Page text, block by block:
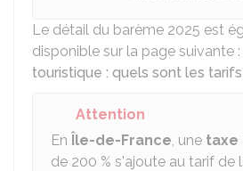
Le détail du barème 2025 est
disponible sur la page suivante :
touristique : quels sont les tarifs
Attention
En Île-de-France, une taxe
de 200 % s'ajoute au tarif de